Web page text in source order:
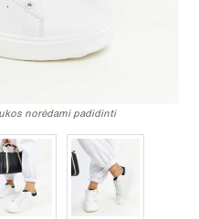
norėdami padidinti